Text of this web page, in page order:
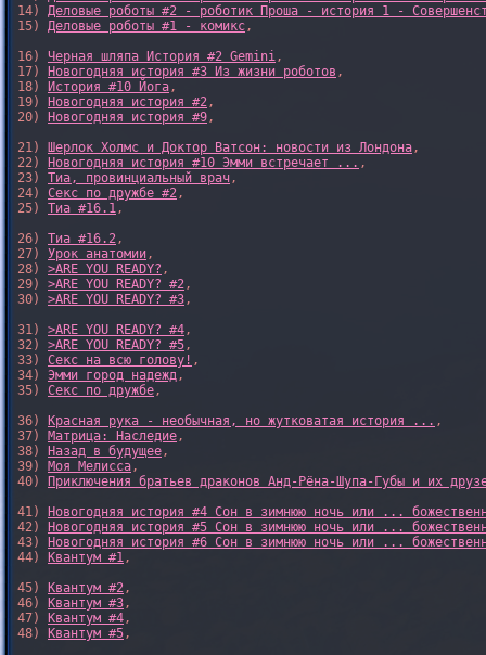
14) Деловые роботы #2 - роботик Проша - история 1 -
15) Деловые роботы #1 - комикс,
16) Черная шляпа История #2 Gemini,
17)
Новогодняя история #3 Из жизни роботов ,
18)
История #10 Йога,
19)
Новогодняя история #2,
20)
Новогодняя история #9,
21) Шерлок Холмс и Доктор Ватсон: новости из Лондона,
22)
Новогодняя история #10 Эмми встречает ... ,
23) Тиа, провинциальный врач,
24) Секс по дружбе #2,
25) Тиа #16.1,
26) Тиа #16.2,
27) Урок анатомии,
28) >ARE YOU READY? ,
29) >ARE YOU READY? #2,
30) >ARE YOU READY? #3,
31) >ARE YOU READY? #4,
32) >ARE YOU READY? #5,
33) Секс на всю голову! ,
34) Эмми город надежд,
35) Секс по дружбе,
36)
Красная рука - необычная, но жутковатая история ... ,
37) Матрица: Наследие,
38)
Назад в будущее,
39) Моя Мелисса,
40)
Приключения братьев драконов Анд-Рёна-Шупа-Губы и их
41)
Новогодняя история #4 Сон в зимнюю ночь или ...
42)
Новогодняя история #5 Сон в зимнюю ночь или ...
43)
Новогодняя история #6 Сон в зимнюю ночь или ...
44)
Квантум #1,
45)
Квантум #2,
46)
Квантум #3,
47)
Квантум #4,
48)
Квантум #5,